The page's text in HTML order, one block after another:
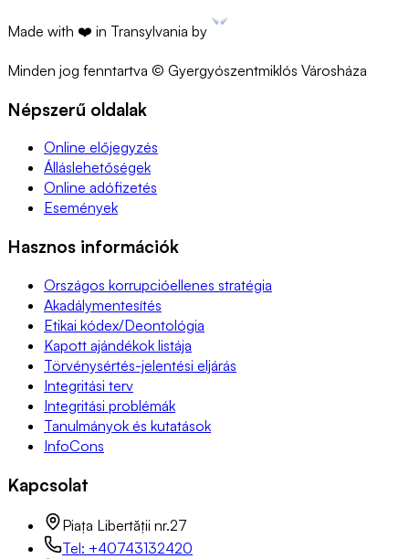
Made with ❤️ in Transylvania by
Minden jog fenntartva © Gyergyószentmiklós Városháza
Népszerű oldalak
Online előjegyzés
Álláslehetőségek
Online adófizetés
Események
Hasznos információk
Országos korrupcióellenes stratégia
Akadálymentesítés
Etikai kódex/Deontológia
Kapott ajándékok listája
Törvénysértés-jelentési eljárás
Integritási terv
Integritási problémák
Tanulmányok és kutatások
InfoCons
Kapcsolat
Piața Libertății nr.27
Tel: +40743132420